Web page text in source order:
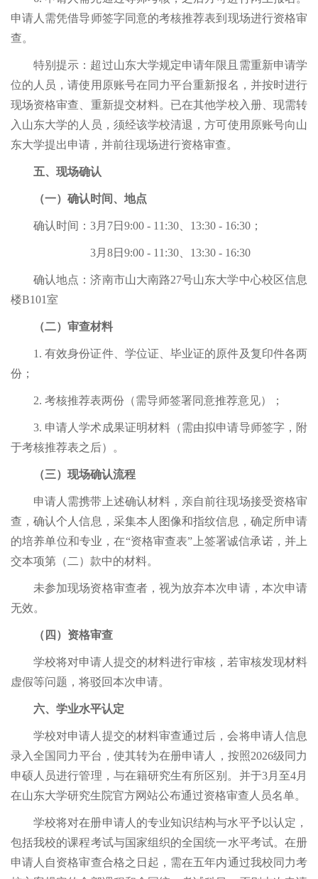
申请人需凭借导师签字同意的考核推荐表到现场进行资格审
查。
特别提示：超过山东大学规定申请年限且需重新申请学
位的人员，请使用原账号在同力平台重新报名，并按时进行
现场资格审查、重新提交材料。已在其他学校入册、现需转
入山东大学的人员，须经该学校清退，方可使用原账号向山
东大学提出申请，并前往现场进行资格审查。
五、现场确认
（一）确认时间、地点
确认时间： 3月7日9:00 - 11:30、13:30 - 16:30；
3月8日9:00 - 11:30、13:30 - 16:30
确认地点：济南市山大南路27号山东大学中心校区信息
楼B101室
（二）审查材料
1. 有效身份证件、学位证、毕业证的原件及复印件各两
份；
2. 考核推荐表两份（需导师签署同意推荐意见）；
3. 申请人学术成果证明材料（需由拟申请导师签字，附
于考核推荐表之后）。
（三）现场确认流程
申请人需携带上述确认材料，亲自前往现场接受资格审
查，确认个人信息，采集本人图像和指纹信息，确定所申请
的培养单位和专业，在“资格审查表”上签署诚信承诺，并上
交本项第（二）款中的材料。
未参加现场资格审查者，视为放弃本次申请，本次申请
无效。
（四）资格审查
学校将对申请人提交的材料进行审核，若审核发现材料
虚假等问题，将驳回本次申请。
六、学业水平认定
学校对申请人提交的材料审查通过后，会将申请人信息
录入全国同力平台，使其转为在册申请人
，按照2026级同力
申硕人员进行管理，与在籍研究生有所区别。并于3月至4月
在山东大学研究生院官方网站公布通过资格审查人员名单。
学校将对在册申请人的专业知识结构与水平予以认定，
包括我校的课程考试与国家组织的全国统一水平考试。在册
申请人自资格审查合格之日起，需在五年内通过我校同力考